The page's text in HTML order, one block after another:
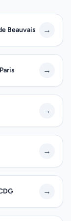
Beauvais →
→
→
→
→